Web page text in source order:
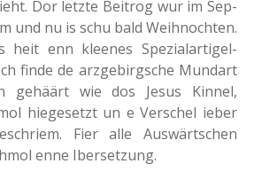
Dor letzte Beitrog wur im Sep­
und nu is schu bald Weih­noch­ten.
heit enn klee­nes Spe­zi­al­ar­tigel­
finde de arzge­birgsche Mund­art
gehäärt wie dos Jesus Kinnel,
hie­ge­setzt un e Ver­schel ieber
Fier alle Aus­wärts­chen
enne Ibersetzung.